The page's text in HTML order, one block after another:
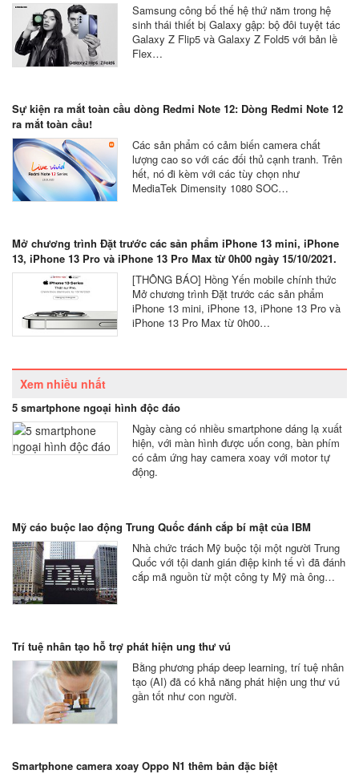
Samsung công bố thế hệ thứ năm trong hệ
sinh thái thiết bị Galaxy gập: bộ đôi tuyệt tác
Galaxy Z Flip5 và Galaxy Z Fold5 với bản lề
Flex…
Sự kiện ra mắt toàn cầu dòng Redmi Note 12: Dòng Redmi Note 12
ra mắt toàn cầu!
Các sản phẩm có cảm biến camera chất
lượng cao so với các đối thủ cạnh tranh. Trên
hết, nó đi kèm với các tùy chọn như
MediaTek Dimensity 1080 SOC…
Mở chương trình Đặt trước các sản phẩm iPhone 13 mini, iPhone
13, iPhone 13 Pro và iPhone 13 Pro Max từ 0h00 ngày 15/10/2021.
[THÔNG BÁO] Hồng Yến mobile chính thức
Mở chương trình Đặt trước các sản phẩm
iPhone 13 mini, iPhone 13, iPhone 13 Pro và
iPhone 13 Pro Max từ 0h00…
Xem nhiều nhất
5 smartphone ngoại hình độc đáo
Ngày càng có nhiều smartphone dáng lạ xuất
hiện, với màn hình được uốn cong, bàn phím
có cảm ứng hay camera xoay với motor tự
động.
Mỹ cáo buộc lao động Trung Quốc đánh cắp bí mật của IBM
Nhà chức trách Mỹ buộc tội một người Trung
Quốc với tội danh gián điệp kinh tế vì đã đánh
cắp mã nguồn từ một công ty Mỹ mà ông…
Trí tuệ nhân tạo hỗ trợ phát hiện ung thư vú
Bằng phương pháp deep learning, trí tuệ nhân
tạo (AI) đã có khả năng phát hiện ung thư vú
gần tốt như con người.
Smartphone camera xoay Oppo N1 thêm bản đặc biệt